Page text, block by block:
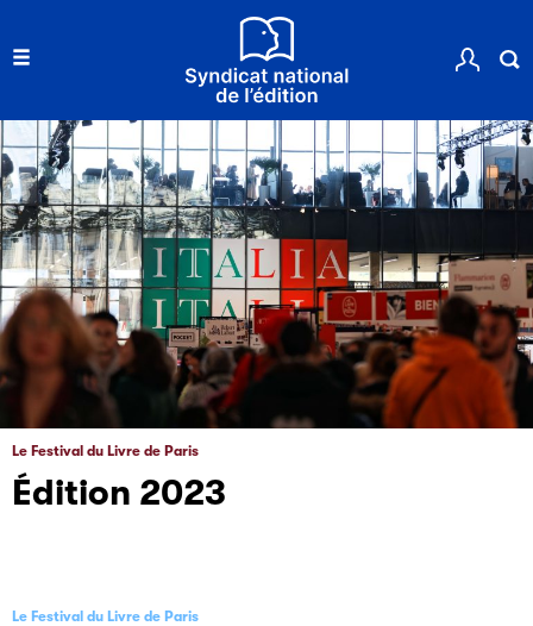
Le Festival du Livre de Paris
Édition 2023
Le Festival du Livre de Paris